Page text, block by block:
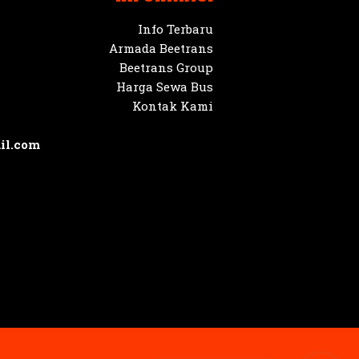
Info Terbaru
Armada Beetrans
Beetrans Group
Harga Sewa Bus
Kontak Kami